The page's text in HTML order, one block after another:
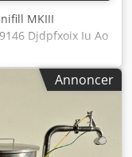
MKIII
Djdpfxoix Iu Ao
på hjul, med
Annoncer